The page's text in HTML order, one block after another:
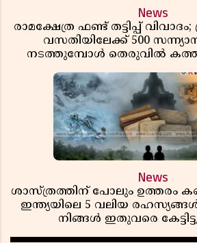
News
രാമക്ഷേത്ര ഫണ്ട് തട്ടിപ്പ്
വസതിയിലേക്ക് 500
നടത്തുമ്പോൾ തെരുവിൽ
News
ശാസ്ത്രത്തിന് പോലും ഉത്തരം
ഇന്ത്യയിലെ 5 വലിയ
നിങ്ങൾ ഇതുവരെ